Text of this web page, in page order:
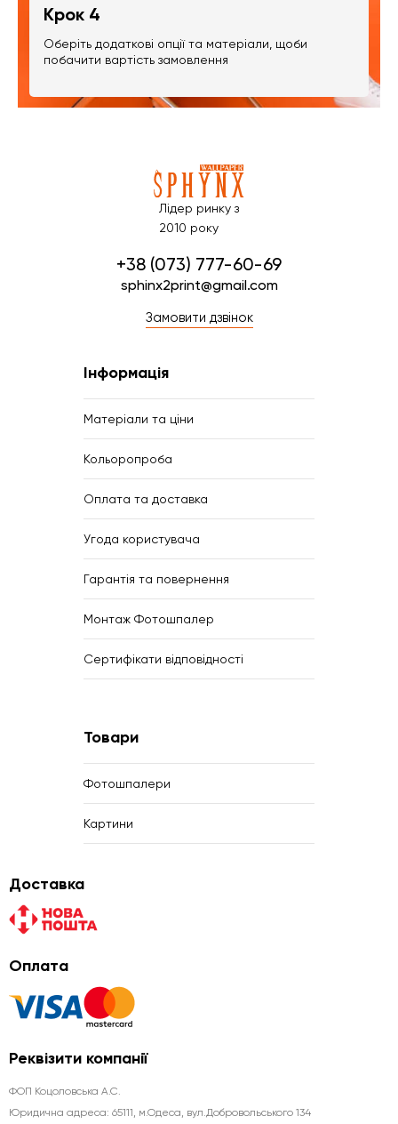
Крок 4
Оберіть додаткові опції та матеріали, щоби
побачити вартість замовлення
Лідер ринку з
2010 року
+38 (073) 777-60-69
sphinx2print@gmail.com
Замовити дзвінок
Інформація
Матеріали та ціни
Кольоропроба
Оплата та доставка
Угода користувача
Гарантія та повернення
Монтаж Фотошпалер
Сертифікати відповідності
Товари
Фотошпалери
Картини
Доставка
Оплата
Реквізити компанії
ФОП Коцоловська А.С.
Юридична aдреса: 65111, м.Одеса, вул.Добровольського 134